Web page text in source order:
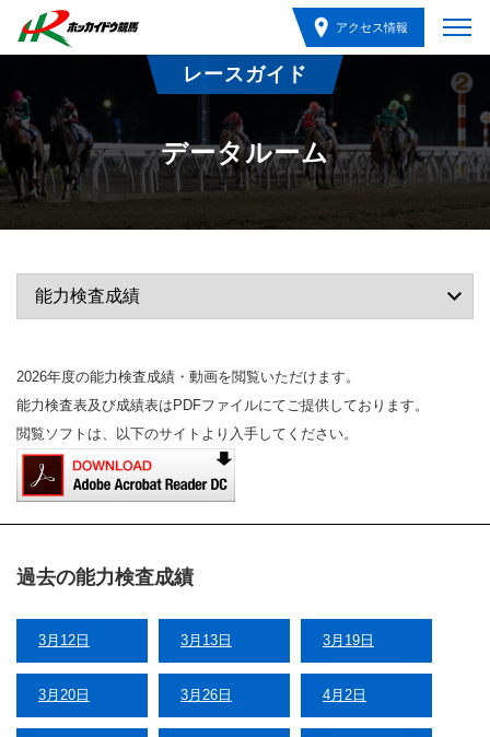
アクセス情報
レースガイド
データルーム
2026年度の能力検査成績・動画を閲覧いただけます。
能力検査表及び成績表はPDFファイルにてご提供しております。
閲覧ソフトは、以下のサイトより入手してください。
過去の能力検査成績
3月12日 3月13日 3月19日
3月20日 3月26日 4月2日